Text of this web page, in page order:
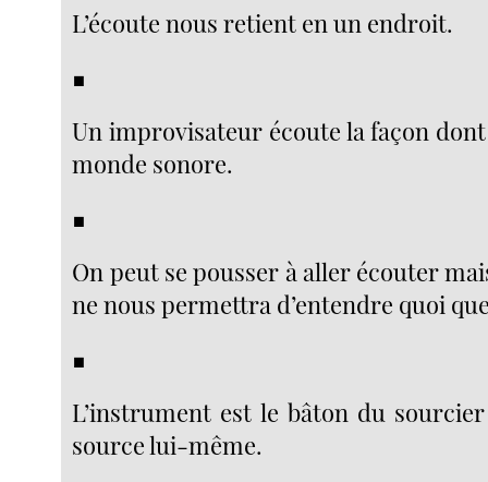
L’écoute nous retient en un endroit.
■
Un improvisateur écoute la façon
monde sonore.
■
On peut se pousser à aller écouter
ne nous permettra d’entendre quoi
■
L’instrument est le bâton du
source lui-même.